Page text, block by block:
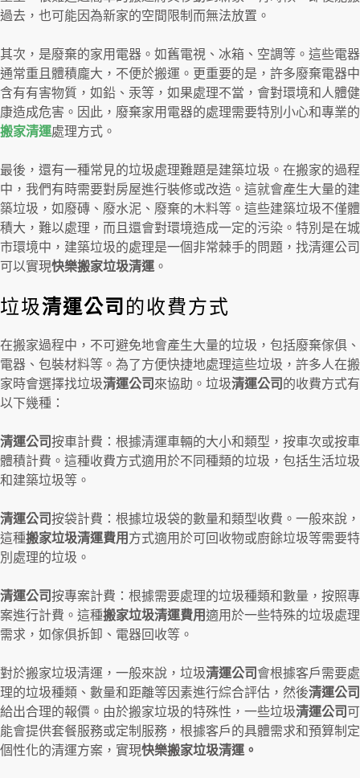
過去，也可能因為新家的空間限制而無法放置。
其次，是廢棄的家用電器。如舊電視、冰箱、空調等。這些電器
通常重且體積龐大，不便於搬運。更重要的是，許多廢棄電器中
含有有害物質，如鉛、汞等，如果處理不當，會對環境和人體健
康造成危害。因此，廢棄家用電器的處理需要特別小心和專業的
搬家清運處理方式。
最後，還有一種常見的垃圾處理難題是建築垃圾。在搬家的過程
中，我們有時需要對房屋進行裝修或改造。這就會產生大量的建
築垃圾，如廢磚、廢水泥、廢棄的木料等。這些建築垃圾不僅體
積大，難以處理，而且還會對環境造成一定的污染。特別是在城
市環境中，建築垃圾的處理是一個非常棘手的問題，找清運公司
可以實現快樂搬家垃圾清運 。
垃圾清運公司 的收費方式
在搬家過程中，不可避免地會產生大量的垃圾，包括廢棄傢俱、
電器、包裝材料等。為了方便快捷地處理這些垃圾，許多人在搬
家時會選擇找垃圾清運公司 來協助。垃圾清運公司 的收費方式有
以下幾種：
清運公司按車計費：根據清運車輛的大小和類型，按車次或按車
體積計費。這種收費方式適用於不同種類的垃圾，包括生活垃圾
和建築垃圾等。
清運公司按袋計費：根據垃圾袋的數量和類型收費。一般來說，
這種搬家垃圾清運費用 方式適用於可回收物或廚餘垃圾等需要特
別處理的垃圾。
清運公司按專案計費：根據需要處理的垃圾種類和數量，按照專
案進行計費。這種搬家垃圾清運費用適用於一些特殊的垃圾處理
需求，如傢俱拆卸、電器回收等。
對於搬家垃圾清運，一般來說，垃圾清運公司 會根據客戶需要處
理的垃圾種類、數量和距離等因素進行綜合評估，然後清運公司
給出合理的報價。由於搬家垃圾的特殊性，一些垃圾清運公司 可
能會提供套餐服務或定制服務，根據客戶的具體需求和預算制定
個性化的清運方案，實現快樂搬家垃圾清運。